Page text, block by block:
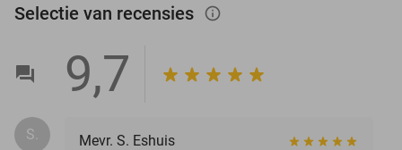
Selectie van recensies info_outlined
9,7
S.
Mevr. S. Eshuis